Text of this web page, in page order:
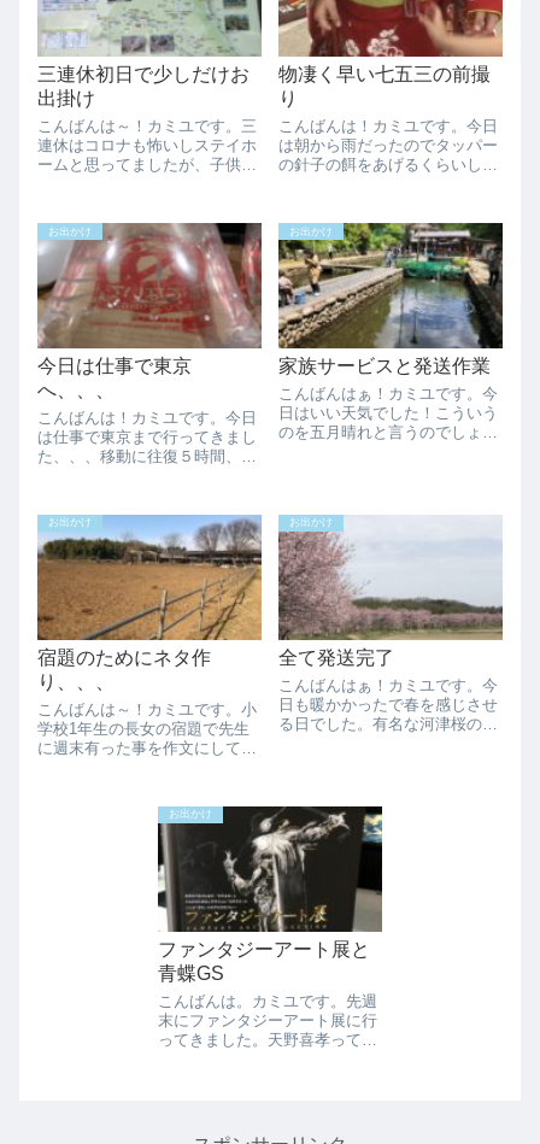
三連休初日で少しだけお
出掛け
こんばんは～！カミユです。三
連休はコロナも怖いしステイホ
ームと思ってましたが、子供達
れも昼からお出かけなので遠出
も出来ないので近場にしまし
た。目的地のすぐそばで、うち
から車で40分くら...
物凄く早い七五三の前撮
り
こんばんは！カミユです。今日
は朝から雨だったのでタッパー
の針子の餌をあげるくらいし
が、お付き合いください。今回
七五三の前撮りは10月くらいに
撮る予定だったのですが、非常
事態宣言解除が早す...
お出かけ
今日は仕事で東京
へ、、、
こんばんは！カミユです。今日
は仕事で東京まで行ってきまし
た、、、移動に往復５時間、待
ませんでしたが、お客様からの
オーダーならば仕方なし、、、
昼休みを取ってなかったので、
昼食代わりに良く...
お出かけ
家族サービスと発送作業
こんばんはぁ！カミユです。今
日はいい天気でした！こういう
のを五月晴れと言うのでしょう
でした。我が家から1時間もか
からず行ける山間...
お出かけ
宿題のためにネタ作
り、、、
こんばんは～！カミユです。小
学校1年生の長女の宿題で先生
に週末有った事を作文にして提
と全然書けないんです。3行で
終わるような生活してるので書
く事に本当に困ります。何処に
も出かけず家でゴ...
お出かけ
全て発送完了
こんばんはぁ！カミユです。今
日も暖かかったで春を感じさせ
る日でした。有名な河津桜の堤
お出かけ
ファンタジーアート展と
青蝶GS
こんばんは。カミユです。先週
末にファンタジーアート展に行
ってきました。天野喜孝って言
に嫁さん子供を付き合わせてオ